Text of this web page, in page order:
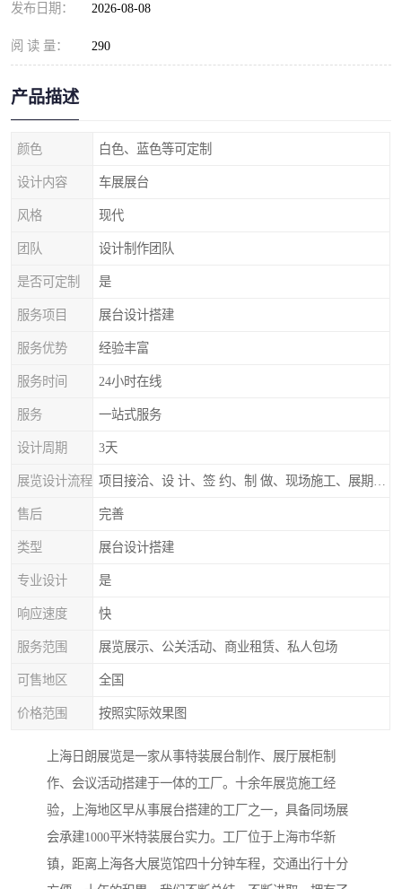
发布日期： 2026-08-08
阅 读 量： 290
产品描述
颜色 白色、蓝色等可定制
设计内容 车展展台
风格 现代
团队 设计制作团队
是否可定制 是
服务项目 展台设计搭建
服务优势 经验丰富
服务时间 24小时在线
服务 一站式服务
设计周期 3天
展览设计流程
售后 完善
类型 展台设计搭建
专业设计 是
响应速度 快
服务范围 展览展示、公关活动、商业租赁、私人包场
可售地区 全国
价格范围 按照实际效果图
上海日朗展览是一家从事特装展台制作、展厅展柜制
作、会议活动搭建于一体的工厂。十余年展览施工经
验，上海地区早从事展台搭建的工厂之一，具备同场展
会承建1000平米特装展台实力。工厂位于上海市华新
镇，距离上海各大展览馆四十分钟车程，交通出行十分